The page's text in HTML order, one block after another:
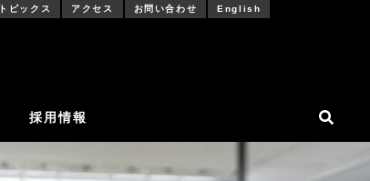
トピックス アクセス お問い合わせ English
採用情報